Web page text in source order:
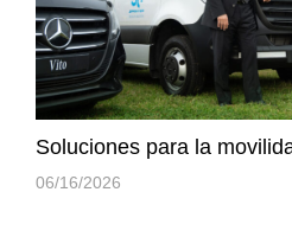
Soluciones para la
06/16/2026